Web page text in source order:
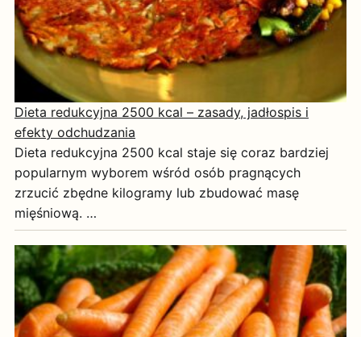
Dieta redukcyjna 2500 kcal – zasady, jadłospis i
efekty odchudzania
Dieta redukcyjna 2500 kcal staje się coraz bardziej
popularnym wyborem wśród osób pragnących
zrzucić zbędne kilogramy lub zbudować masę
mięśniową. …